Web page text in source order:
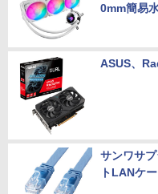
0mm簡易
ASUS、
サンワサ
トLANケ